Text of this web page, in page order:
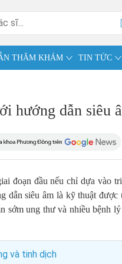
THĂM KHÁM TIN TỨC
hướng dẫn siêu
đoạn đầu nếu chỉ dựa vào
dẫn siêu âm là kỹ thuật được
sớm ung thư và nhiều bệnh
và tinh dịch